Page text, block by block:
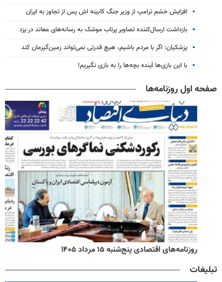
افزایش خشم ترامپ از وزیر جنگ کابینه اش پس از تجاوز به ایران
بازداشت ارسال‌کننده تصاویر پرتاب موشک به رسانه‌های معاند در یزد
پزشکیان: اگر با مردم باشیم، هیچ قدرتی نمی‌تواند زمین‌گیرمان کند
با این بازی‌ها آینده بچه‌ها را به بازی نگیریم!
صفحه اول روزنامه‌ها
روزنامه‌های اقتصادی پنج‌شنبه ۱۵ مرداد ۱۴۰۵
تبلیغات